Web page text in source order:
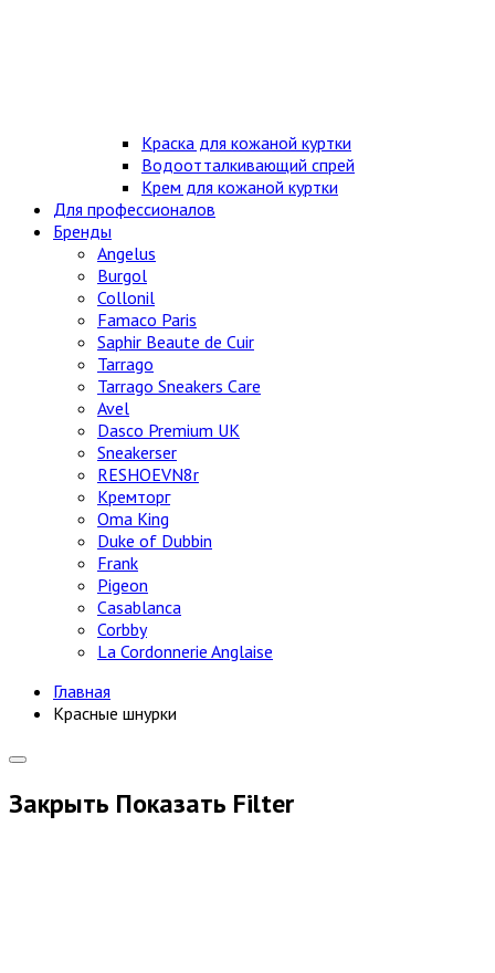
Краска для кожаной куртки
Водоотталкивающий спрей
Крем для кожаной куртки
Для профессионалов
Бренды
Angelus
Burgol
Collonil
Famaco Paris
Saphir Beaute de Cuir
Tarrago
Tarrago Sneakers Care
Avel
Dasco Premium UK
Sneakerser
RESHOEVN8r
Кремторг
Oma King
Duke of Dubbin
Frank
Pigeon
Casablanca
Corbby
La Cordonnerie Anglaise
Главная
Красные шнурки
Закрыть Показать Filter